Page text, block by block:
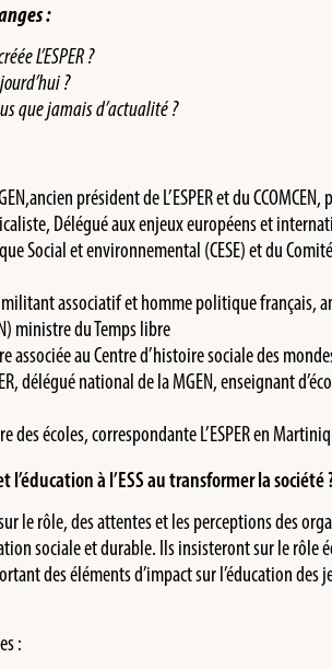
:
L’ESPER ?
?
que jamais d’actualité ?
président de L’ESPER et du
Délégué aux enjeux européens et
Social et environnemental (CESE) et du
associatif et homme politique français,
ministre du Temps libre
associée au Centre d’histoire sociale des
délégué national de la MGEN, enseignant
des écoles, correspondante L’ESPER en
à l’ESS au transformer la société
le rôle, des attentes et les perceptions des
sociale et durable. Ils insisteront sur le rôle
des éléments d’impact sur l’éducation
: